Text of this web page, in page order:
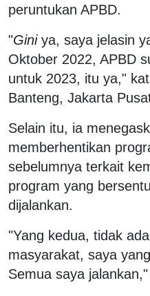
peruntukan APBD.
"Giniya, saya jelasin
Oktober 2022, APBD
untuk 2023, itu ya,"
Banteng, Jakarta
Selain itu, ia
memberhentikan
sebelumnya terkait
program yang
dijalankan.
"Yang kedua, tidak
masyarakat, saya
Semua saya